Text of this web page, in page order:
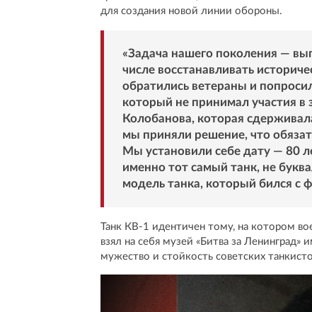
для создания новой линии обороны.
«Задача нашего поколения —
числе восстанавливать
обратились ветераны и
который не принимал участия
Колобанова, которая
мы приняли решение, что
Мы установили себе дату — 80
именно тот самый танк, не
модель танка, который бился с
Танк КВ-1 идентичен тому, на котором
взял на себя музей «Битва за
мужество и стойкость советских